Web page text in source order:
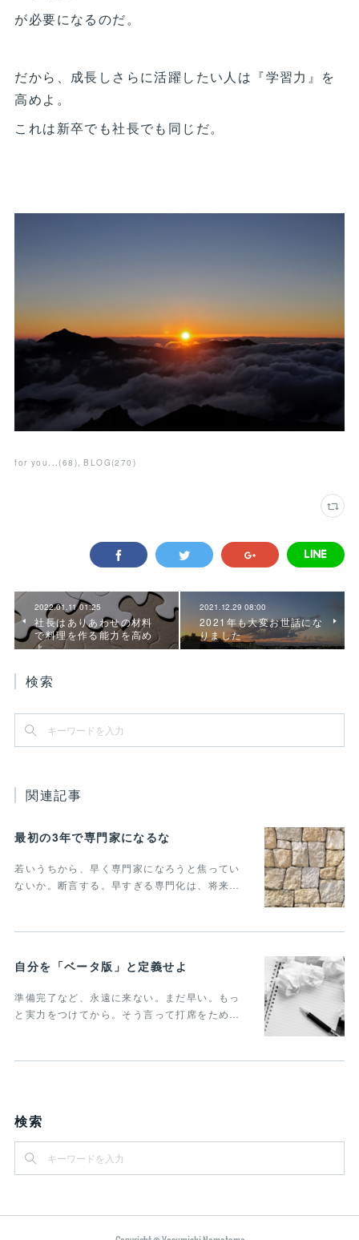
が必要になるのだ。
だから、成長しさらに活躍したい人は『学習力』を
高めよ。
これは新卒でも社長でも同じだ。
for you... (68 ) BLOG (270 )
2022.01.11 01:25
社長はありあわせの材料
で料理を作る能力を高め
よ
2021.12.29 08:00
2021年も大変お世話にな
りました
検索
関連記事
最初の3年で専門家になるな
若いうちから、早く専門家になろうと焦ってい
ないか。断言する。早すぎる専門化は、将来…
自分を「ベータ版」と定義せよ
準備完了など、永遠に来ない。まだ早い。もっ
と実力をつけてから。そう言って打席をため…
検索